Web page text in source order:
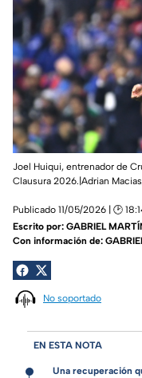
Joel Huiqui, entrenador de
Clausura 2026.|Adrian
Publicado 11/05/2026 | 🕑
Escrito por: GABRIEL
Con información de:
No soportado
EN ESTA NOTA
Una recuperación